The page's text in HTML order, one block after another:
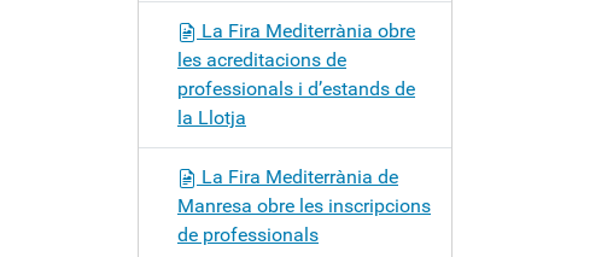
La Fira Mediterrània obre
les acreditacions de
professionals i d’estands de
la Llotja
La Fira Mediterrània de
Manresa obre les inscripcions
de professionals